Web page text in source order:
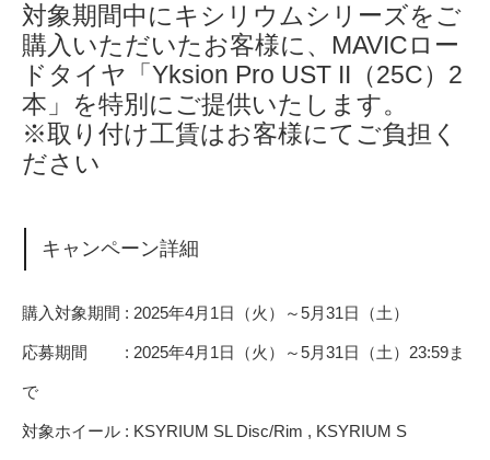
対象期間中にキシリウムシリーズをご
購入いただいたお客様に、MAVICロー
ドタイヤ「Yksion Pro UST II（25C）2
本」を特別にご提供いたします。
※取り付け工賃はお客様にてご負担く
ださい
キャンペーン詳細
購入対象期間 : 2025年4月1日（火）～5月31日（土）
応募期間 : 2025年4月1日（火）～5月31日（土）23:59ま
で
対象ホイール : KSYRIUM SL Disc/Rim , KSYRIUM S